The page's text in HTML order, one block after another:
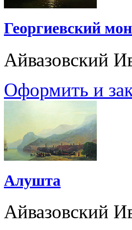
Георгиевский
Айвазовский
Оформить и
Алушта
Айвазовский